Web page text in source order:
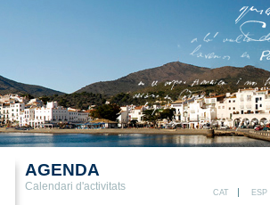
AGENDA
Calendari d'activitats
CAT
ESP